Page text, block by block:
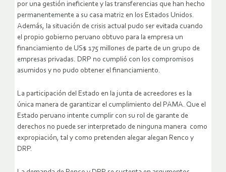
por una gestión ineficiente y las transferencias que han hecho
permanentemente a su casa matriz en los Estados Unidos.
Además, la situación de crisis actual pudo ser evitada cuando
el propio gobierno peruano obtuvo para la empresa un
financiamiento de US$ 175 millones de parte de un grupo de
empresas privadas. DRP no cumplió con los compromisos
asumidos y no pudo obtener el financiamiento.
La participación del Estado en la junta de acreedores es la
única manera de garantizar el cumplimiento del PAMA. Que el
Estado peruano intente cumplir con su rol de garante de
derechos no puede ser interpretado de ninguna manera como
expropiación, tal y como pretenden alegar alegan Renco y
DRP.